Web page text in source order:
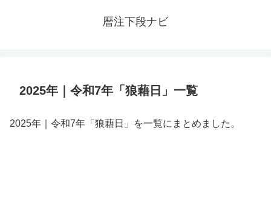
暦注下段ナビ
2025年｜令和7年「狼藉日」一覧
2025年｜令和7年「狼藉日」を一覧にまとめました。